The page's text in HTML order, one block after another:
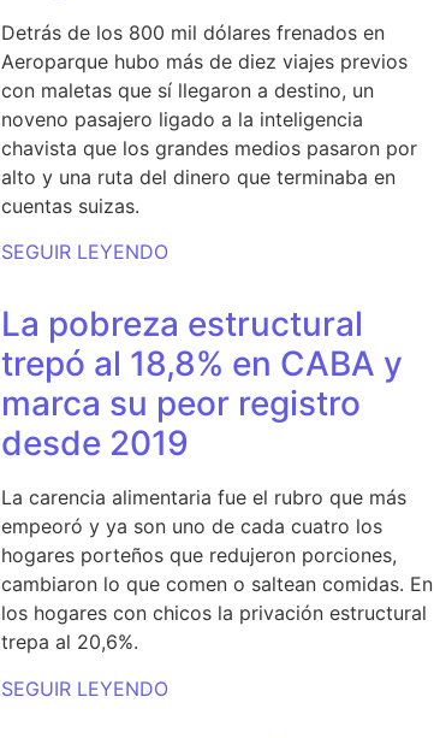
Detrás de los 800 mil dólares frenados en
Aeroparque hubo más de diez viajes previos
con maletas que sí llegaron a destino, un
noveno pasajero ligado a la inteligencia
chavista que los grandes medios pasaron por
alto y una ruta del dinero que terminaba en
cuentas suizas.
SEGUIR LEYENDO
La pobreza estructural
trepó al 18,8% en CABA y
marca su peor registro
desde 2019
La carencia alimentaria fue el rubro que más
empeoró y ya son uno de cada cuatro los
hogares porteños que redujeron porciones,
cambiaron lo que comen o saltean comidas. En
los hogares con chicos la privación estructural
trepa al 20,6%.
SEGUIR LEYENDO